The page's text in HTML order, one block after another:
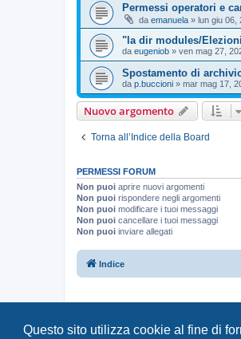
Questo sito utilizza cookie al fine di
Permessi operatori e
da emanuela » lun giu 06,
"la dir modules/
da eugeniob » ven mag 27,
Spostamento di
da p.buccioni » mar mag 17,
Nuovo argomento
Torna all’Indice della Board
PERMESSI FORUM
Non puoi aprire nuovi argomenti
Non puoi rispondere negli argomenti
Non puoi modificare i tuoi messaggi
Non puoi cancellare i tuoi messaggi
Non puoi inviare allegati
Indice